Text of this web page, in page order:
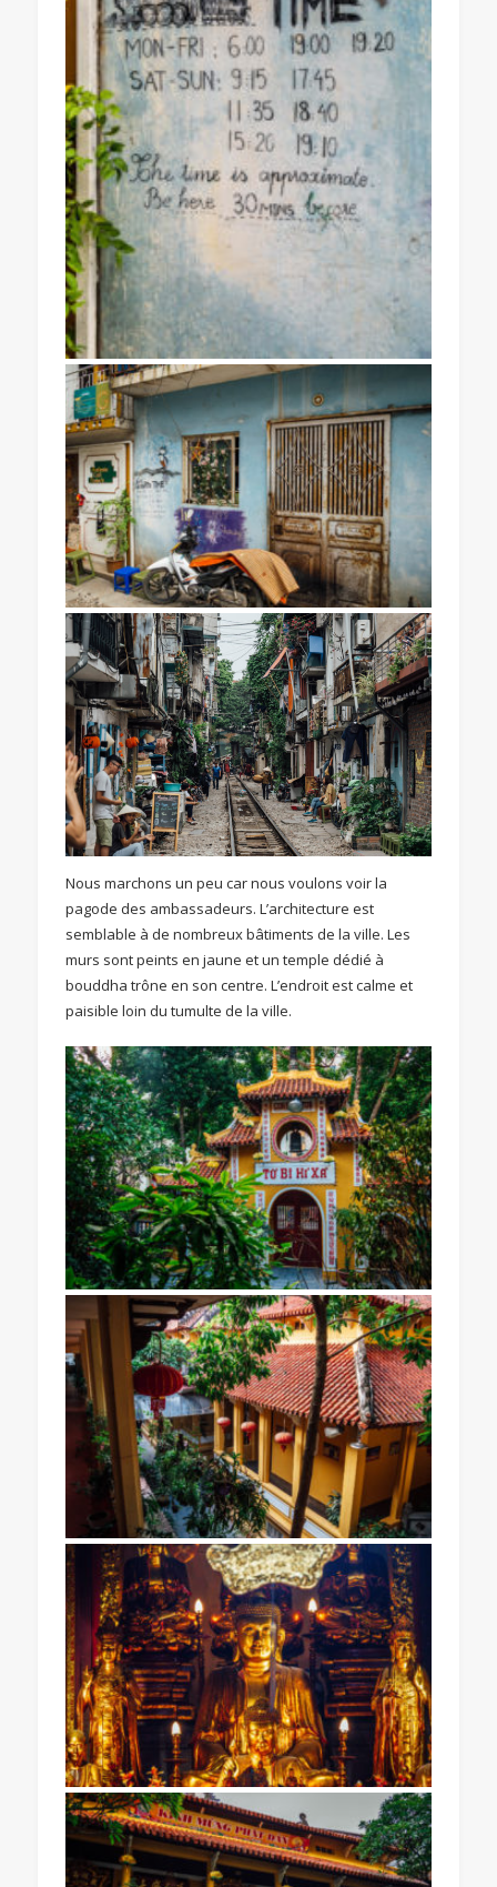
Nous marchons un peu car nous voulons voir la
pagode des ambassadeurs. L’architecture est
semblable à de nombreux bâtiments de la ville. Les
murs sont peints en jaune et un temple dédié à
bouddha trône en son centre. L’endroit est calme et
paisible loin du tumulte de la ville.